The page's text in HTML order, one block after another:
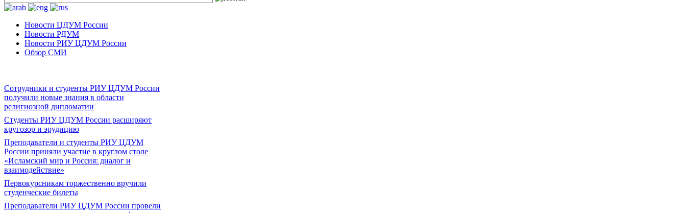
Новости ЦДУМ России
Новости РДУМ
Новости РИУ ЦДУМ России
Обзор СМИ
Сотрудники и студенты РИУ ЦДУМ России
получили новые знания в области
религиозной дипломатии
Студенты РИУ ЦДУМ России расширяют
кругозор и эрудицию
Преподаватели и студенты РИУ ЦДУМ
России приняли участие в круглом столе
«Исламский мир и Россия: диалог и
взаимодействие»
Первокурсникам торжественно вручили
студенческие билеты
Преподаватели РИУ ЦДУМ России провели